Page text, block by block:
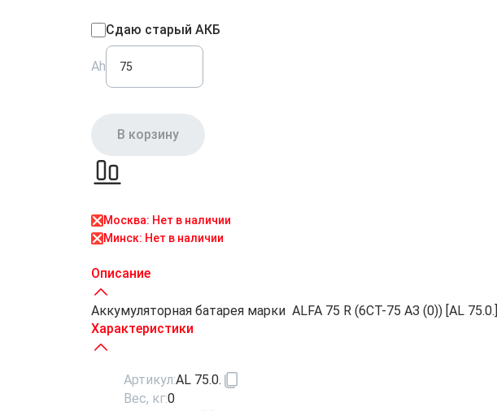
Сдаю старый АКБ
Ah
В корзину
Москва: Нет в наличии
Минск: Нет в наличии
Описание
Аккумуляторная батарея марки ALFA 75 R (6СТ-75 АЗ (0)) [AL 75.0.]
Характеристики
Артикул:AL 75.0.
Вес, кг:0